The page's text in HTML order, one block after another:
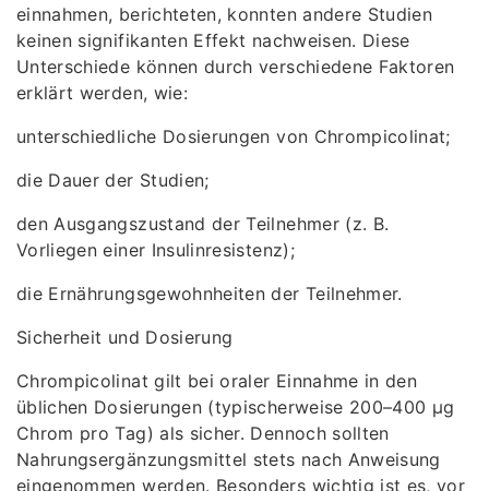
einnahmen, berichteten, konnten andere Studien
keinen signifikanten Effekt nachweisen. Diese
Unterschiede können durch verschiedene Faktoren
erklärt werden, wie:
unterschiedliche Dosierungen von Chrompicolinat;
die Dauer der Studien;
den Ausgangszustand der Teilnehmer (z. B.
Vorliegen einer Insulinresistenz);
die Ernährungsgewohnheiten der Teilnehmer.
Sicherheit und Dosierung
Chrompicolinat gilt bei oraler Einnahme in den
üblichen Dosierungen (typischerweise 200–400 µg
Chrom pro Tag) als sicher. Dennoch sollten
Nahrungsergänzungsmittel stets nach Anweisung
eingenommen werden. Besonders wichtig ist es, vor